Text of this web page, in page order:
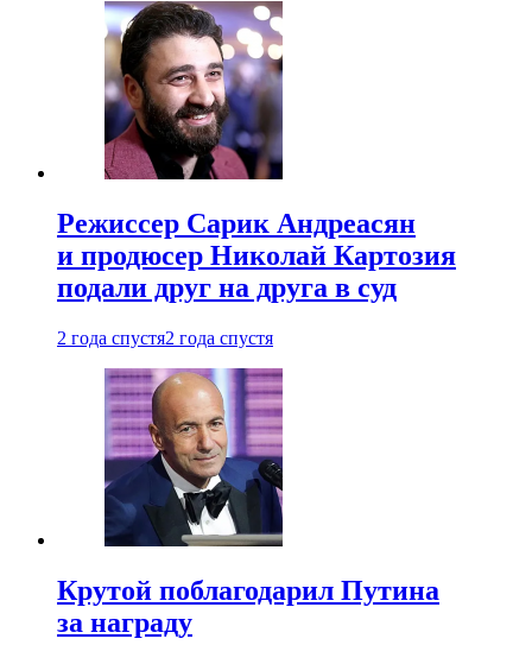
Режиссер Сарик Андреасян
и продюсер Николай Картозия
подали друг на друга в суд
2 года спустя2 года спустя
Крутой поблагодарил Путина
за награду